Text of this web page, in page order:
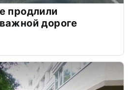
продлили
дороге